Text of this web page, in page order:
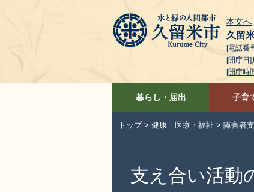
本文へ
久留
[電話番
[開庁日]
[開庁時
暮らし・届出 子育
トップ> 健康・医療・福祉 > 障害者
支え合い活動